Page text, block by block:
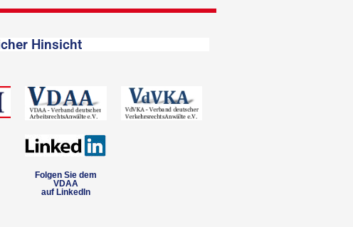
Hinsicht
Folgen Sie dem
VDAA
auf LinkedIn